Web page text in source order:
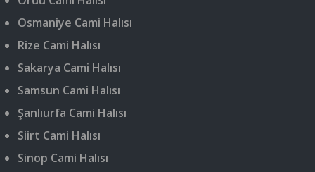
Osmaniye Cami Halısı
Rize Cami Halısı
Sakarya Cami Halısı
Samsun Cami Halısı
Şanlıurfa Cami Halısı
Siirt Cami Halısı
Sinop Cami Halısı